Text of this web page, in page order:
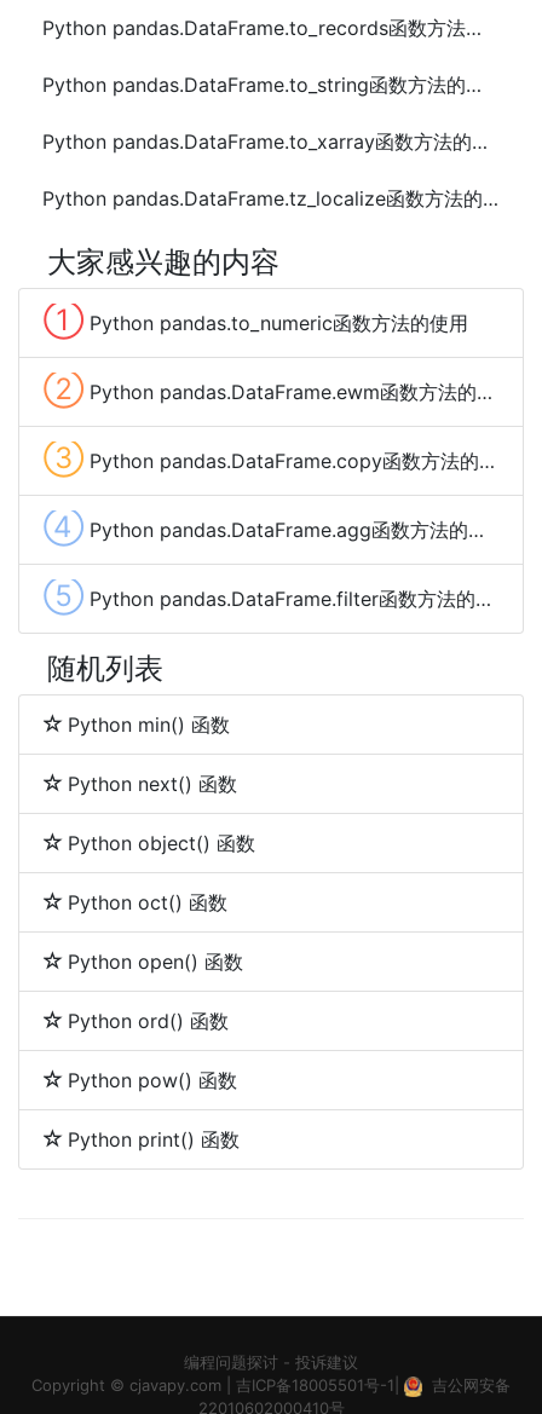
Python pandas.DataFrame.to_records函数方法的使用
Python pandas.DataFrame.to_string函数方法的使用
Python pandas.DataFrame.to_xarray函数方法的使用
Python pandas.DataFrame.tz_localize函数方法的使用
大家感兴趣的内容
① Python pandas.to_numeric函数方法的使用
② Python pandas.DataFrame.ewm函数方法的使用
③ Python pandas.DataFrame.copy函数方法的使用
④ Python pandas.DataFrame.agg函数方法的使用
⑤ Python pandas.DataFrame.filter函数方法的使用
随机列表
Python min() 函数
Python next() 函数
Python object() 函数
Python oct() 函数
Python open() 函数
Python ord() 函数
Python pow() 函数
Python print() 函数
编程问题探讨 - 投诉建议
Copyright © cjavapy.com 吉ICP备18005501号-1
吉公网安备
22010602000410号